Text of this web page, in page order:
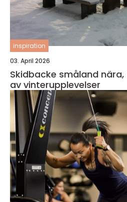
inspiration
03. April 2026
Skidbacke småland nära, familjärt och fullt
av vinterupplevelser